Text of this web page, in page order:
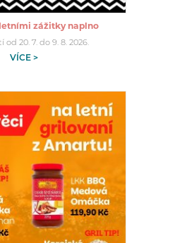
zážitky naplno
od 20. 7. do 9. 8. 2026.
VÍCE >